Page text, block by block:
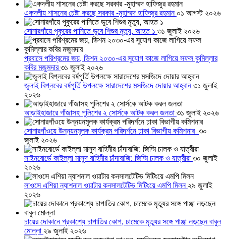
একদলীয় শাসনের চেষ্টা করছে সরকার -মুহাম্মদ হাফিজুর রহমান ০১ আগস্ট ২০২৬
সোনারগাঁয়ে পুকুরের পানিতে ডুবে শিশুর মৃত্যু, আহত ১ ৩১ জুলাই ২০২৬
প্রবাসে পরিশ্রমের জয়, ভিশন ২০৩০-এর সুযোগ কাজে লাগিয়ে সফল কুমিল্লার
কবির মজুমদার৩১ জুলাই ২০২৬
জুলাই বিপ্লবের বর্ষপূর্তি উপলক্ষে সারাদেশের মসজিদে দোয়ার আহ্বান৩১ জুলাই
২০২৬
আড়াইহাজারে গাঁজাসহ পুলিশের ২ সোর্সকে আটক করল জনতা ৩১ জুলাই ২০২৬
সোনারগাঁওয়ে উন্নয়নমূলক কার্যক্রম পরিদর্শনে ঢাকা বিভাগীয় কমিশনার ৩০
জুলাই ২০২৬
সাইনবোর্ডে কাইল্লা মাসুদ বাহিনীর চাঁদাবাজি: জিম্মি চালক ও যাত্রীরা ৩০ জুলাই
২০২৬
লাওসে এশিয়া ন্যাশনাল ওয়াটার কনসালটেটিভ মিটিংয়ে এমপি মিলন ২৯ জুলাই
২০২৬
চায়ের দোকানে প্রকাশ্যে চাপাতির কোপ, ঢামেকে মৃত্যুর সঙ্গে পাঞ্জা লড়ছেন বাবুল
মোল্লা ২৯ জুলাই ২০২৬